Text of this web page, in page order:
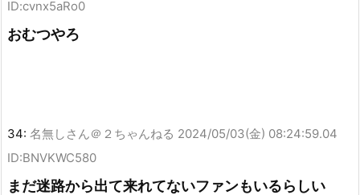
ID:cvnx5aRo0
おむつやろ
34: 名無しさん＠２ちゃんねる 2024/05/03(金) 08:24:59.04
ID:BNVKWC580
まだ迷路から出て来れてないファンもいるらしい